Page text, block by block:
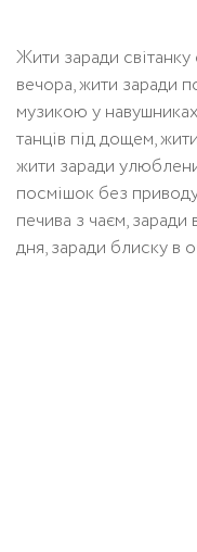
Жити заради світанку
вечора, жити заради
музикою у
танців під дощем,
жити заради
посмішок без
печива з чаєм, заради
дня, заради блиску в